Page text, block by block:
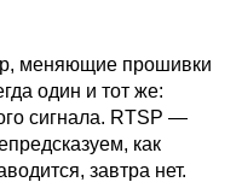
меняющие прошивки
один и тот же:
сигнала. RTSP —
как
завтра нет.